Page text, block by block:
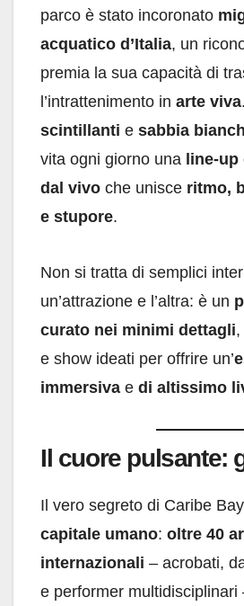
parco è stato incoronato
acquatico d’Italia, un
premia la sua capacità di
l’intrattenimento in arte viva
scintillanti e sabbia
vita ogni giorno una line-
dal vivo che unisce ritmo,
e stupore.
Non si tratta di semplici
un’attrazione e l’altra: è un
curato nei minimi dettagli,
e show ideati per offrire un’
immersiva e di altissimo
Il cuore pulsante:
Il vero segreto di Caribe
capitale umano: oltre 40
internazionali – acrobati,
e performer multidisciplinari